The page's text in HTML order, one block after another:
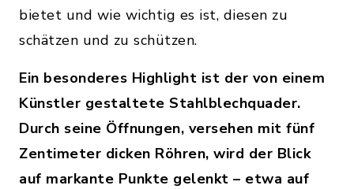
bietet und wie wichtig es ist, diesen zu
schätzen und zu schützen.
Ein besonderes Highlight ist der von einem
Künstler gestaltete Stahlblechquader.
Durch seine Öffnungen, versehen mit fünf
Zentimeter dicken Röhren, wird der Blick
auf markante Punkte gelenkt – etwa auf